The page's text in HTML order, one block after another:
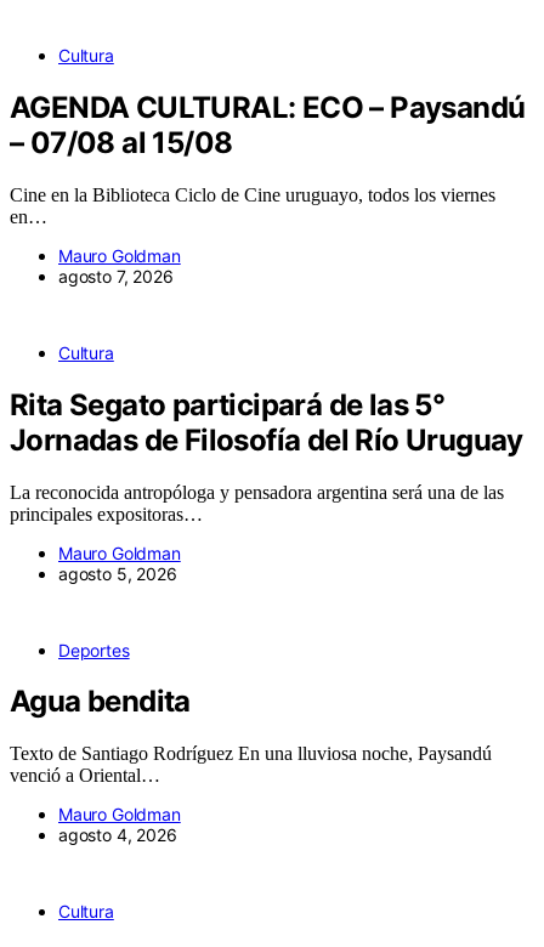
Cultura
AGENDA CULTURAL: ECO – Paysandú
– 07/08 al 15/08
Cine en la Biblioteca Ciclo de Cine uruguayo, todos los viernes
en…
Mauro Goldman
agosto 7, 2026
Cultura
Rita Segato participará de las 5°
Jornadas de Filosofía del Río Uruguay
La reconocida antropóloga y pensadora argentina será una de las
principales expositoras…
Mauro Goldman
agosto 5, 2026
Deportes
Agua bendita
Texto de Santiago Rodríguez En una lluviosa noche, Paysandú
venció a Oriental…
Mauro Goldman
agosto 4, 2026
Cultura